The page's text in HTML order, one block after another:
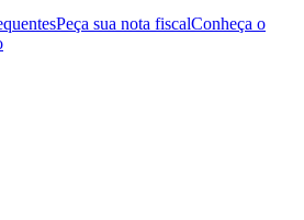
Peça sua nota fiscalConheça o